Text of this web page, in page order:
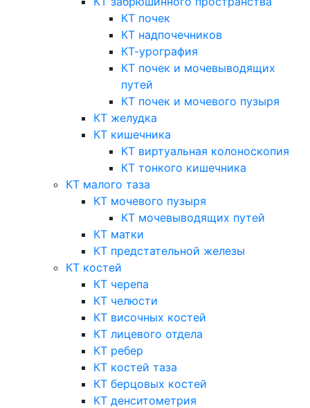
КТ почек
КТ надпочечников
КТ-урография
КТ почек и мочевыводящих
путей
КТ почек и мочевого пузыря
КТ желудка
КТ кишечника
КТ виртуальная колоноскопия
КТ тонкого кишечника
КТ малого таза
КТ мочевого пузыря
КТ мочевыводящих путей
КТ матки
КТ предстательной железы
КТ костей
КТ черепа
КТ челюсти
КТ височных костей
КТ лицевого отдела
КТ ребер
КТ костей таза
КТ берцовых костей
КТ денситометрия